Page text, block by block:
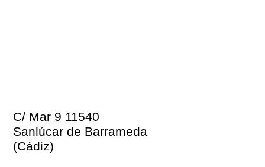
C/ Mar 9 11540
Sanlúcar de Barrameda
(Cádiz)